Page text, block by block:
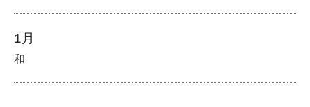
1月
和